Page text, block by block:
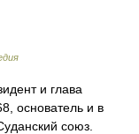
и глава
основатель и в
союз.